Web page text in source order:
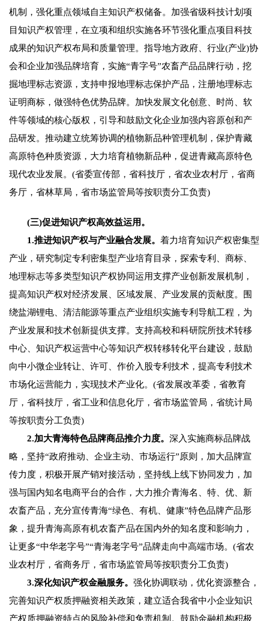
机制，强化重点领域自主知识产权储备。加强省级科技计划项
目知识产权管理，在立项和组织实施各环节强化重点项目科技
成果的知识产权布局和质量管理。指导地方政府、行业(产业)协
会和企业加强品牌培育，实施“青字号”农畜产品品牌行动，挖
掘地理标志资源，支持申报地理标志保护产品，注册地理标志
证明商标，做强特色优势品牌。加快发展文化创意、时尚、软
件等领域的核心版权，引导和鼓励文化企业加强内容原创和产
品研发。推动建立统筹协调的植物新品种管理机制，保护青藏
高原特色种质资源，大力培育植物新品种，促进青藏高原特色
现代农业发展。(省委宣传部，省科技厅，省农业农村厅，省商
务厅，省林草局，省市场监管局等按职责分工负责)
(三)促进知识产权高效益运用。
1.推进知识产权与产业融合发展。 着力培育知识产权密集型
产业，研究制定专利密集型产业培育目录，探索专利、商标、
地理标志等多类型知识产权协同运用支撑产业创新发展机制，
提高知识产权对经济发展、区域发展、产业发展的贡献度。围
绕盐湖锂电、清洁能源等重点产业组织实施专利导航工程，为
产业发展和技术创新提供支撑。支持高校和科研院所技术转移
中心、知识产权运营中心等知识产权转移转化平台建设，鼓励
向中小微企业转让、许可、作价入股专利技术，提高专利技术
市场化运营能力，实现技术产业化。(省发展改革委，省教育
厅，省科技厅，省工业和信息化厅，省市场监管局，省统计局
等按职责分工负责)
2.加大青海特色品牌商品推介力度。 深入实施商标品牌战
略，坚持“政府推动、企业主动、市场运行”原则，加大品牌宣
传力度，积极开展产销对接活动，坚持线上线下协同发力，加
强与国内知名电商平台的合作，大力推介青海名、特、优、新
农畜产品，充分宣传青海“绿色、有机、健康”特色品牌产品形
象，提升青海高原有机农畜产品在国内外的知名度和影响力，
让更多“中华老字号”“青海老字号”品牌走向中高端市场。(省农
业农村厅，省商务厅，省市场监管局等按职责分工负责)
3.深化知识产权金融服务。 强化协调联动，优化资源整合，
完善知识产权质押融资相关政策，建立适合我省中小企业知识
产权质押融资特点的风险补偿和免责机制。鼓励金融机构积极